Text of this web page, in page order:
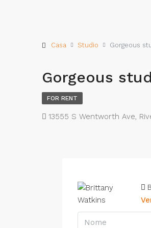
Casa Studio Gorgeous
Gorgeous
FOR RENT
13555 S Wentworth Ave,